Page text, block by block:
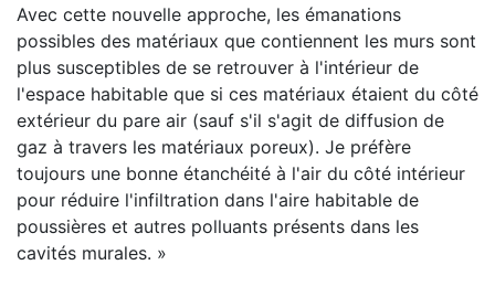
Avec cette nouvelle approche, les émanations
possibles des matériaux que contiennent les murs sont
plus susceptibles de se retrouver à l'intérieur de
l'espace habitable que si ces matériaux étaient du côté
extérieur du pare air (sauf s'il s'agit de diffusion de
gaz à travers les matériaux poreux). Je préfère
toujours une bonne étanchéité à l'air du côté intérieur
pour réduire l'infiltration dans l'aire habitable de
poussières et autres polluants présents dans les
cavités murales. »